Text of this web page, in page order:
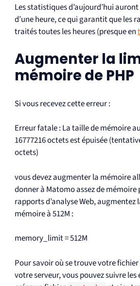
Les statistiques d’aujourd’hui
d’une heure, ce qui garantit que les
traités toutes les heures (presque en
Augmenter la
mémoire de PHP
Si vous recevez cette erreur :
Erreur fatale : La taille de mémoire
16777216 octets est épuisée
octets)
vous devez augmenter la mémoire
donner à Matomo assez de
rapports d’analyse Web, augmentez
mémoire à 512M :
memory_limit = 512M
Pour savoir où se trouve votre fichier
votre serveur, vous pouvez suivre les